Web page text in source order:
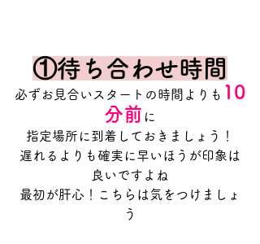
①待ち合わせ時間
必ずお見合いスタートの時間よりも 10
分前 に
指定場所に到着しておきましょう！
遅れるよりも確実に早いほうが印象は
良いですよね
最初が肝心！こちらは気をつけましょ
う